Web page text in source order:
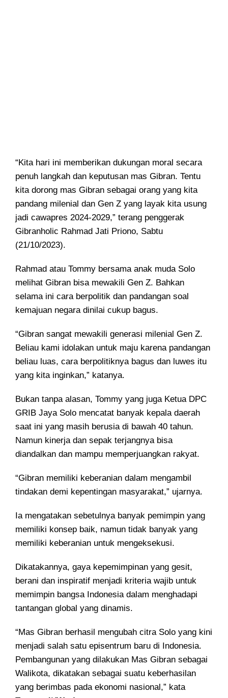
“Kita hari ini memberikan dukungan moral secara
penuh langkah dan keputusan mas Gibran. Tentu
kita dorong mas Gibran sebagai orang yang kita
pandang milenial dan Gen Z yang layak kita usung
jadi cawapres 2024-2029,” terang penggerak
Gibranholic Rahmad Jati Priono, Sabtu
(21/10/2023).
Rahmad atau Tommy bersama anak muda Solo
melihat Gibran bisa mewakili Gen Z. Bahkan
selama ini cara berpolitik dan pandangan soal
kemajuan negara dinilai cukup bagus.
“Gibran sangat mewakili generasi milenial Gen Z.
Beliau kami idolakan untuk maju karena pandangan
beliau luas, cara berpolitiknya bagus dan luwes itu
yang kita inginkan,” katanya.
Bukan tanpa alasan, Tommy yang juga Ketua DPC
GRIB Jaya Solo mencatat banyak kepala daerah
saat ini yang masih berusia di bawah 40 tahun.
Namun kinerja dan sepak terjangnya bisa
diandalkan dan mampu memperjuangkan rakyat.
“Gibran memiliki keberanian dalam mengambil
tindakan demi kepentingan masyarakat,” ujarnya.
Ia mengatakan sebetulnya banyak pemimpin yang
memiliki konsep baik, namun tidak banyak yang
memiliki keberanian untuk mengeksekusi.
Dikatakannya, gaya kepemimpinan yang gesit,
berani dan inspiratif menjadi kriteria wajib untuk
memimpin bangsa Indonesia dalam menghadapi
tantangan global yang dinamis.
“Mas Gibran berhasil mengubah citra Solo yang kini
menjadi salah satu episentrum baru di Indonesia.
Pembangunan yang dilakukan Mas Gibran sebagai
Walikota, dikatakan sebagai suatu keberhasilan
yang berimbas pada ekonomi nasional,” kata